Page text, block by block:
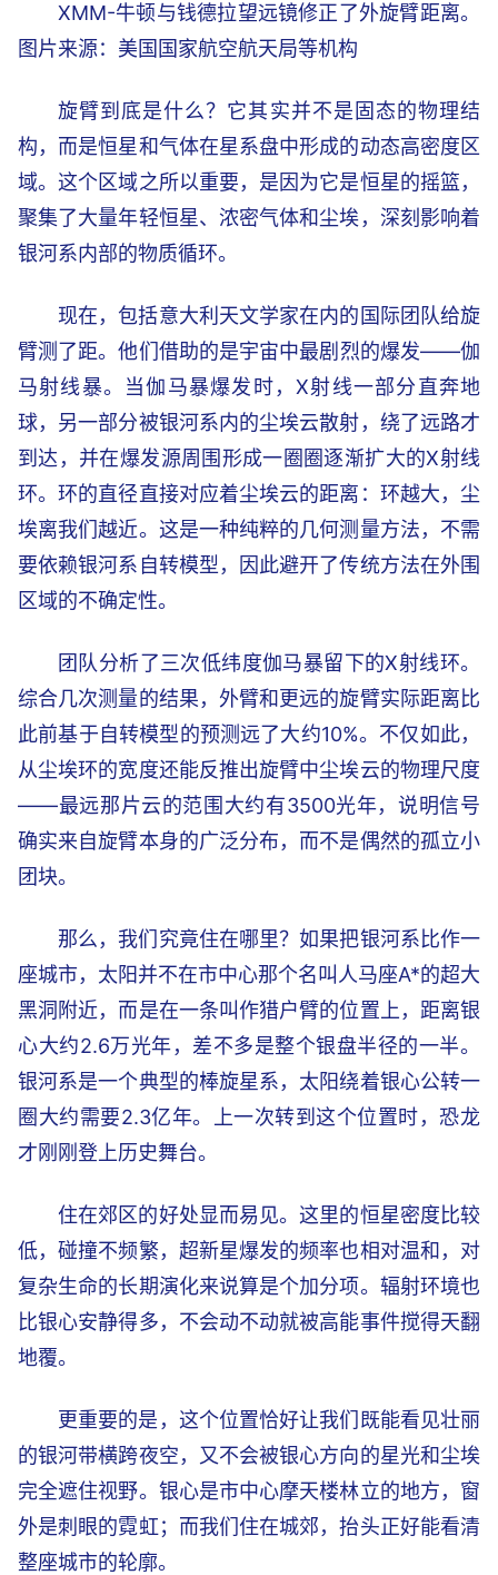
XMM-牛顿与钱德拉望远镜修正了外旋臂距离。
图片来源：美国国家航空航天局等机构
旋臂到底是什么？它其实并不是固态的物理结
构，而是恒星和气体在星系盘中形成的动态高密度区
域。这个区域之所以重要，是因为它是恒星的摇篮，
聚集了大量年轻恒星、浓密气体和尘埃，深刻影响着
银河系内部的物质循环。
现在，包括意大利天文学家在内的国际团队给旋
臂测了距。他们借助的是宇宙中最剧烈的爆发——伽
马射线暴。当伽马暴爆发时，X射线一部分直奔地
球，另一部分被银河系内的尘埃云散射，绕了远路才
到达，并在爆发源周围形成一圈圈逐渐扩大的X射线
环。环的直径直接对应着尘埃云的距离：环越大，尘
埃离我们越近。这是一种纯粹的几何测量方法，不需
要依赖银河系自转模型，因此避开了传统方法在外围
区域的不确定性。
团队分析了三次低纬度伽马暴留下的X射线环。
综合几次测量的结果，外臂和更远的旋臂实际距离比
此前基于自转模型的预测远了大约10%。不仅如此，
从尘埃环的宽度还能反推出旋臂中尘埃云的物理尺度
——最远那片云的范围大约有3500光年，说明信号
确实来自旋臂本身的广泛分布，而不是偶然的孤立小
团块。
那么，我们究竟住在哪里？如果把银河系比作一
座城市，太阳并不在市中心那个名叫人马座A*的超大
黑洞附近，而是在一条叫作猎户臂的位置上，距离银
心大约2.6万光年，差不多是整个银盘半径的一半。
银河系是一个典型的棒旋星系，太阳绕着银心公转一
圈大约需要2.3亿年。上一次转到这个位置时，恐龙
才刚刚登上历史舞台。
住在郊区的好处显而易见。这里的恒星密度比较
低，碰撞不频繁，超新星爆发的频率也相对温和，对
复杂生命的长期演化来说算是个加分项。辐射环境也
比银心安静得多，不会动不动就被高能事件搅得天翻
地覆。
更重要的是，这个位置恰好让我们既能看见壮丽
的银河带横跨夜空，又不会被银心方向的星光和尘埃
完全遮住视野。银心是市中心摩天楼林立的地方，窗
外是刺眼的霓虹；而我们住在城郊，抬头正好能看清
整座城市的轮廓。